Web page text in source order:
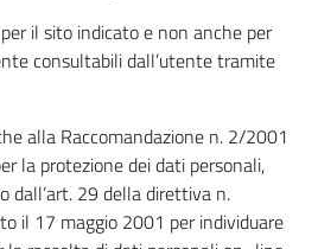
il sito indicato e non anche per
consultabili dall’utente tramite
alla Raccomandazione n. 2/2001
la protezione dei dati personali,
dall’art. 29 della direttiva n.
il 17 maggio 2001 per individuare